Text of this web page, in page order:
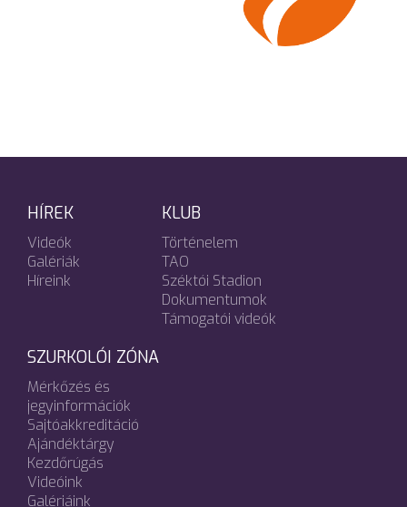
HÍREK
Videók
Galériák
Híreink
KLUB
Történelem
TAO
Széktói Stadion
Dokumentumok
Támogatói videók
SZURKOLÓI ZÓNA
Mérkőzés és
jegyinformációk
Sajtóakkreditáció
Ajándéktárgy
Kezdőrúgás
Videóink
Galériáink